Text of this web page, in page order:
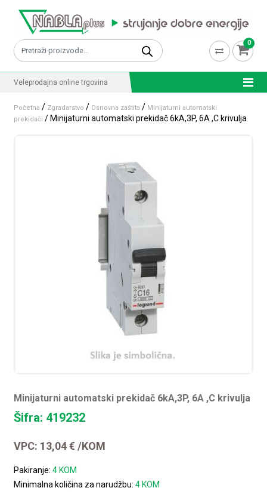
Pretraži: 0
Veleprodajna online trgovina
Početna / Zgradarstvo / Osnovna zaštita / Minijaturni automatski
prekidači / Minijaturni automatski prekidač 6kA,3P, 6A ,C krivulja
Minijaturni automatski prekidač 6kA,3P, 6A ,C krivulja
Šifra: 419232
VPC: 13,04€ /KOM
Pakiranje:4 KOM
Minimalna količina za narudžbu:4 KOM